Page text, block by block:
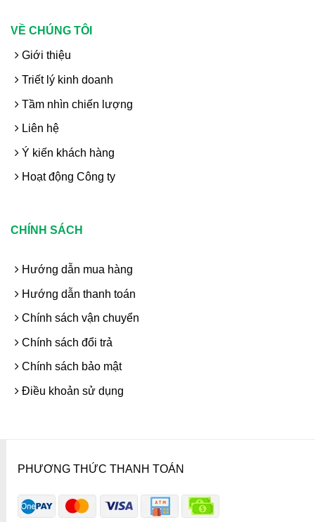
VỀ CHÚNG TÔI
Giới thiệu
Triết lý kinh doanh
Tầm nhìn chiến lượng
Liên hệ
Ý kiến khách hàng
Hoạt động Công ty
CHÍNH SÁCH
Hướng dẫn mua hàng
Hướng dẫn thanh toán
Chính sách vận chuyển
Chính sách đổi trả
Chính sách bảo mật
Điều khoản sử dụng
PHƯƠNG THỨC THANH TOÁN